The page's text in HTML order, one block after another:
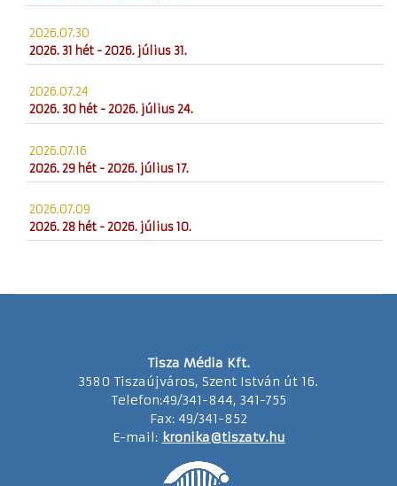
2026.07.30
2026. 31 hét - 2026. július 31.
2026.07.24
2026. 30 hét - 2026. július 24.
2026.07.16
2026. 29 hét - 2026. július 17.
2026.07.09
2026. 28 hét - 2026. július 10.
Tisza Média Kft.
3580 Tiszaújváros, Szent István út 16.
Telefon:49/341-844, 341-755
Fax: 49/341-852
E-mail: kronika@tiszatv.hu